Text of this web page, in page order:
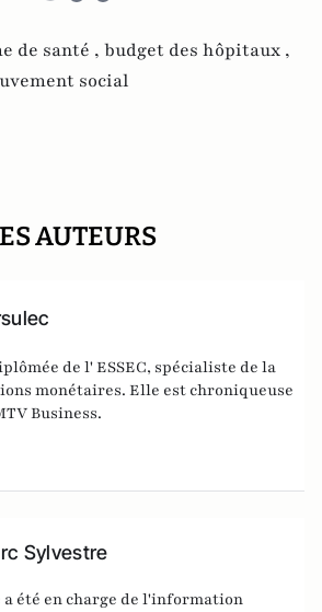
de santé , budget des hôpitaux ,
social
AUTEURS
de l' ESSEC, spécialiste de la
monétaires. Elle est chroniqueuse
Business.
Sylvestre
a été en charge de l'information